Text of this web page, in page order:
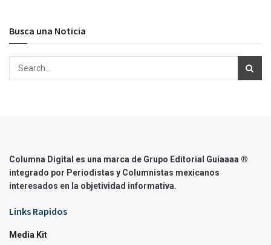
Busca una Noticia
Columna Digital es una marca de Grupo Editorial Guíaaaa ®
integrado por Periodistas y Columnistas mexicanos
interesados en la objetividad informativa.
Links Rapidos
Media Kit